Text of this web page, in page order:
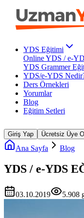
YDS Eğitimi
Online YDS / e-
YDS Grammer
YDS/e-YDS
Ders Örnekleri
Yorumlar
Blog
Eğitim Setleri
Giriş Yap Ücretsiz Üye Ol
Ana Sayfa Blog
YDS / e-YDS
03.10.2019 5.908